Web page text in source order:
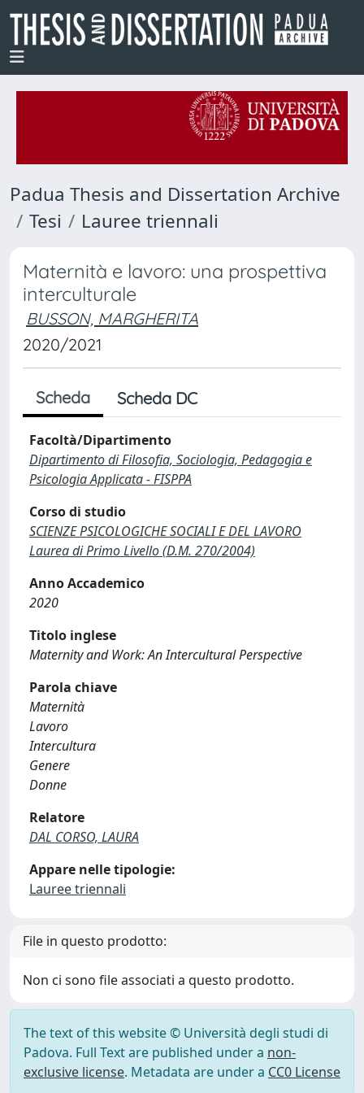
Padua Thesis and Dissertation Archive
Tesi
Lauree triennali
Maternità e lavoro: una prospettiva
interculturale
BUSSON, MARGHERITA
2020/2021
Scheda Scheda DC
Facoltà/Dipartimento
Dipartimento di Filosofia, Sociologia, Pedagogia e
Psicologia Applicata - FISPPA
Corso di studio
SCIENZE PSICOLOGICHE SOCIALI E DEL LAVORO
Laurea di Primo Livello (D.M. 270/2004)
Anno Accademico
2020
Titolo inglese
Maternity and Work: An Intercultural Perspective
Parola chiave
Maternità
Lavoro
Intercultura
Genere
Donne
Relatore
DAL CORSO, LAURA
Appare nelle tipologie:
Lauree triennali
File in questo prodotto:
Non ci sono file associati a questo prodotto.
The text of this website © Università degli studi di
Padova. Full Text are published under a non-
exclusive license. Metadata are under a CC0 License